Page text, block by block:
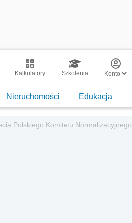
Kalkulatory Szkolenia Konto
Nieruchomości Edukacja
Polskiego Komitetu Normalizacyjnego